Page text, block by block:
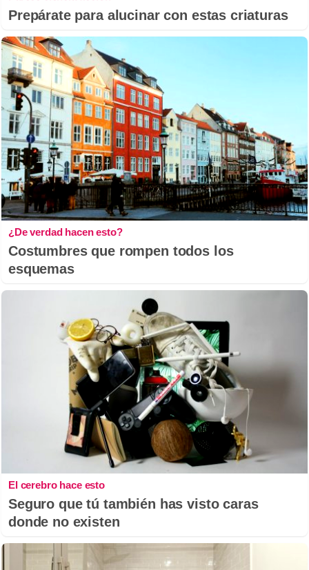
Prepárate para alucinar con estas criaturas
¿De verdad hacen esto?
Costumbres que rompen todos los
esquemas
El cerebro hace esto
Seguro que tú también has visto caras
donde no existen